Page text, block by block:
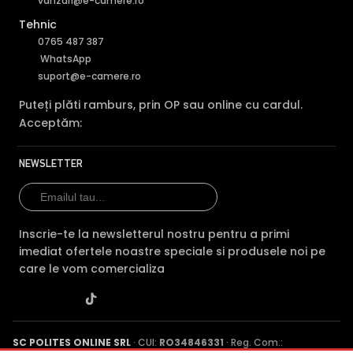
BLC (Backlight Compensation)
Functia BLC (compensarea luminii din spate) cu care este
un fundal foarte luminos, de exemplu, in dreptul unei
Tehnic
0765 487 387
WhatsApp
suport@e-camere.ro
Puteți plăti ramburs, prin OP sau online cu cardul.
Acceptăm:
NEWSLETTER
Inscrie-te la newsletterul nostru pentru a primi
imediat ofertele noastre speciale si produsele noi pe
care le vom comercializa
SC POLITES ONLINE SRL · CUI: RO34846331 · Reg. Com.: